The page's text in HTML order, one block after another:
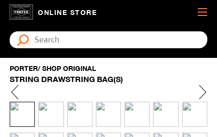
ONLINE STORE
PORTER/ SHOP ORIGINAL
STRING DRAWSTRING BAG(S)